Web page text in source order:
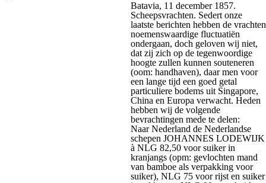
Batavia, 11 december 1857.
Scheepsvrachten. Sedert onze
laatste berichten hebben de vrachten
noemenswaardige fluctuatiën
ondergaan, doch geloven wij niet,
dat zij zich op de tegenwoordige
hoogte zullen kunnen souteneren
(oom: handhaven), daar men voor
een lange tijd een goed getal
particuliere bodems uit Singapore,
China en Europa verwacht. Heden
hebben wij de volgende
bevrachtingen mede te delen:
Naar Nederland de Nederlandse
schepen JOHANNES LODEWIJK
à NLG 82,50 voor suiker in
kranjangs (opm: gevlochten mand
van bamboe als verpakking voor
suiker), NLG 75 voor rijst en suiker